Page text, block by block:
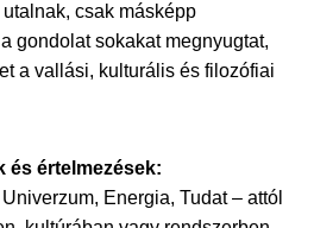
csak másképp
gondolat sokakat megnyugtat,
a vallási, kulturális és filozófiai
és értelmezések:
Energia, Tudat – attól